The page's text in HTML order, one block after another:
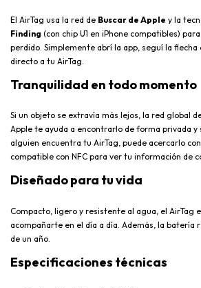
El AirTag usa la red de Buscar de Apple y la
Finding (con chip U1 en iPhone compatibles)
perdido. Simplemente abrí la app, seguí la flecha
directo a tu AirTag.
Tranquilidad en todo momento
Si un objeto se extravía más lejos, la red global
Apple te ayuda a encontrarlo de forma privada y
alguien encuentra tu AirTag, puede acercarlo
compatible con NFC para ver tu información de
Diseñado para tu vida
Compacto, ligero y resistente al agua, el AirTag
acompañarte en el día a día. Además, la batería
de un año.
Especificaciones técnicas